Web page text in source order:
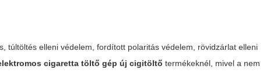
túltöltés elleni védelem, fordított polaritás védelem, rövidzárlat elleni
cigaretta töltő gép új cigitöltő termékeknél, mivel a nem